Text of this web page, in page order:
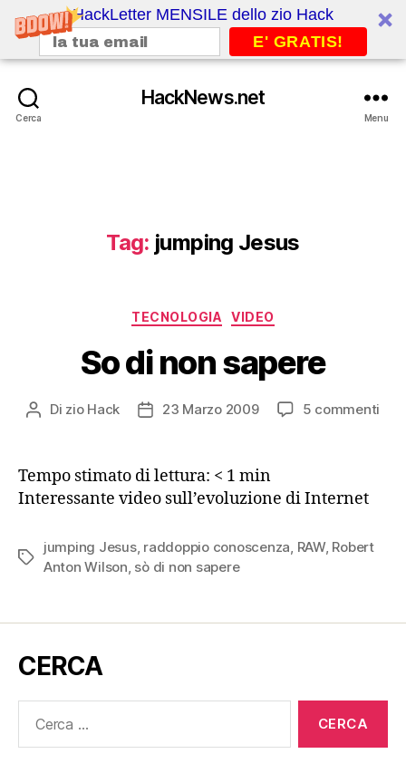
HackLetter MENSILE dello zio Hack
E' GRATIS!
Cerca
HackNews.net
Menu
Tag: jumping Jesus
Categorie
TECNOLOGIA VIDEO
So di non sapere
Autore
Di zio Hack
Data23 Marzo 2009 5 commenti
Tempo stimato di lettura: < 1 min
Interessante video sull’evoluzione di Internet
Tag
jumping Jesus, raddoppio conoscenza RAW, Robert
Anton Wilson sò di non sapere
CERCA